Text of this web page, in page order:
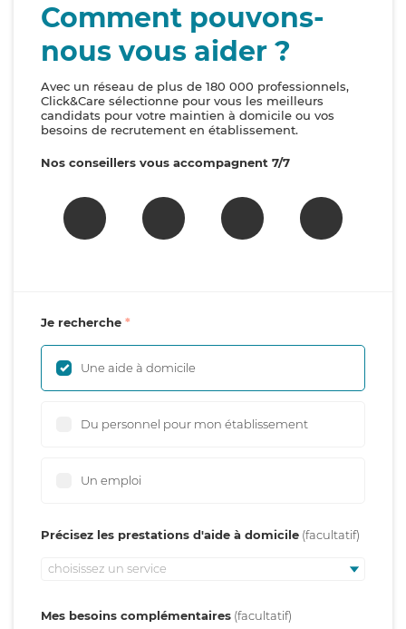
Comment pouvons-
nous vous aider ?
Avec un réseau de plus de 180 000 professionnels,
Click&Care sélectionne pour vous les meilleurs
candidats pour votre maintien à domicile ou vos
besoins de recrutement en établissement.
Nos conseillers vous accompagnent 7/7
Je recherche
Une aide à domicile
Du personnel pour mon établissement
Un emploi
Précisez les prestations d'aide à domicile
choisissez un service
Mes besoins complémentaires